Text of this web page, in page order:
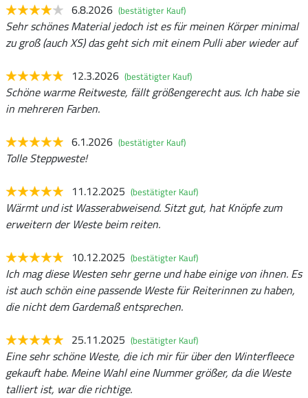
6.8.2026 (bestätigter Kauf)
Sehr schönes Material jedoch ist es für meinen Körper minimal
zu groß (auch XS) das geht sich mit einem Pulli aber wieder auf
12.3.2026 (bestätigter Kauf)
Schöne warme Reitweste, fällt größengerecht aus. Ich habe sie
in mehreren Farben.
6.1.2026 (bestätigter Kauf)
Tolle Steppweste!
11.12.2025 (bestätigter Kauf)
Wärmt und ist Wasserabweisend. Sitzt gut, hat Knöpfe zum
erweitern der Weste beim reiten.
10.12.2025 (bestätigter Kauf)
Ich mag diese Westen sehr gerne und habe einige von ihnen. Es
ist auch schön eine passende Weste für Reiterinnen zu haben,
die nicht dem Gardemaß entsprechen.
25.11.2025 (bestätigter Kauf)
Eine sehr schöne Weste, die ich mir für über den Winterfleece
gekauft habe. Meine Wahl eine Nummer größer, da die Weste
talliert ist, war die richtige.